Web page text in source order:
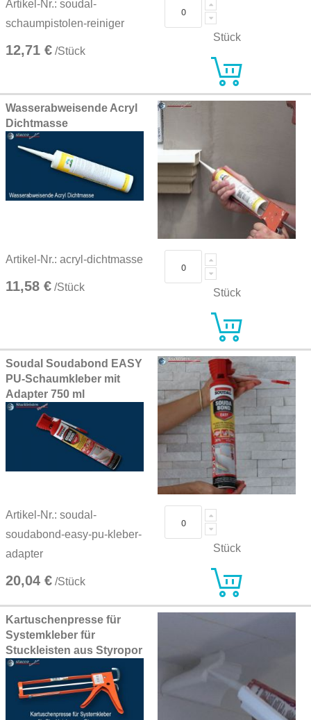
Artikel-Nr.: soudal-
schaumpistolen-reiniger
12,71 € /Stück
Stück
Wasserabweisende Acryl
Dichtmasse
Artikel-Nr.: acryl-dichtmasse
11,58 € /Stück Stück
Soudal Soudabond EASY
PU-Schaumkleber mit
Adapter 750 ml
Artikel-Nr.: soudal-
soudabond-easy-pu-kleber-
adapter
20,04 € /Stück
Stück
Kartuschenpresse für
Systemkleber für
Stuckleisten aus Styropor